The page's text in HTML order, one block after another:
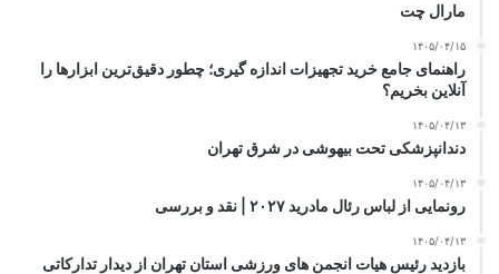
مارال چت
۱۴۰۵/۰۴/۱۵
راهنمای جامع خرید تجهیزات اندازه گیری؛ چطور دقیق‌ترین ابزارها را
آنلاین بخریم؟
۱۴۰۵/۰۴/۱۳
دندانپزشکی تحت بیهوشی در شرق تهران
۱۴۰۵/۰۴/۱۳
رونمایی از لباس رئال مادرید ۲۰۲۷ | نقد و بررسی
۱۴۰۵/۰۴/۱۳
بازدید رئیس هیات انجمن های ورزشی استان تهران از دیدار تدارکاتی